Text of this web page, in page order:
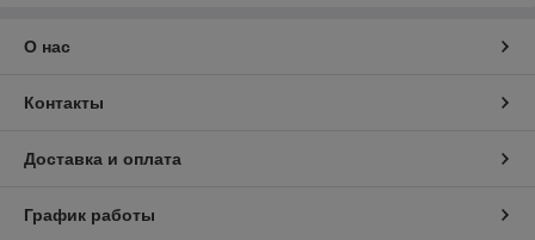
О нас
Контакты
Доставка и оплата
График работы